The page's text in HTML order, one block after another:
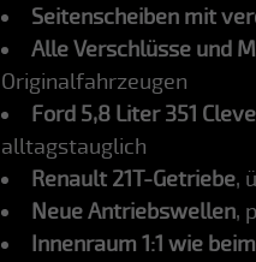
Seitenscheiben mit
Alle Verschlüsse und
Originalfahrzeugen
Ford 5,8 Liter 351
alltagstauglich
Renault 21T-Getriebe,
Neue Antriebswellen,
Innenraum 1:1 wie